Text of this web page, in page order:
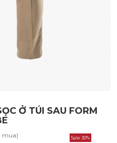
Ở TÚI SAU FORM
Sale 30%
mua)